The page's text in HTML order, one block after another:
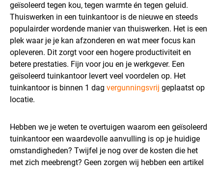
geïsoleerd tegen kou, tegen warmte én tegen geluid.
Thuiswerken in een tuinkantoor is de nieuwe en steeds
populairder wordende manier van thuiswerken. Het is een
plek waar je je kan afzonderen en wat meer focus kan
opleveren. Dit zorgt voor een hogere productiviteit en
betere prestaties. Fijn voor jou en je werkgever. Een
geïsoleerd tuinkantoor levert veel voordelen op. Het
tuinkantoor is binnen 1 dag vergunningsvrij geplaatst op
locatie.
Hebben we je weten te overtuigen waarom een geïsoleerd
tuinkantoor een waardevolle aanvulling is op je huidige
omstandigheden? Twijfel je nog over de kosten die het
met zich meebrengt? Geen zorgen wij hebben een artikel